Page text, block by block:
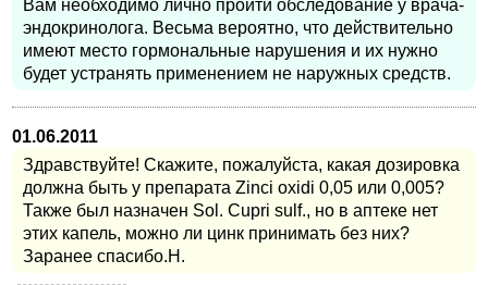
Вам необходимо лично пройти обследование у врача-
эндокринолога. Весьма вероятно, что действительно
имеют место гормональные нарушения и их нужно
будет устранять применением не наружных средств.
01.06.2011
Здравствуйте! Скажите, пожалуйста, какая дозировка
должна быть у препарата Zinci oxidi 0,05 или 0,005?
Также был назначен Sol. Cupri sulf., но в аптеке нет
этих капель, можно ли цинк принимать без них?
Заранее спасибо.Н.